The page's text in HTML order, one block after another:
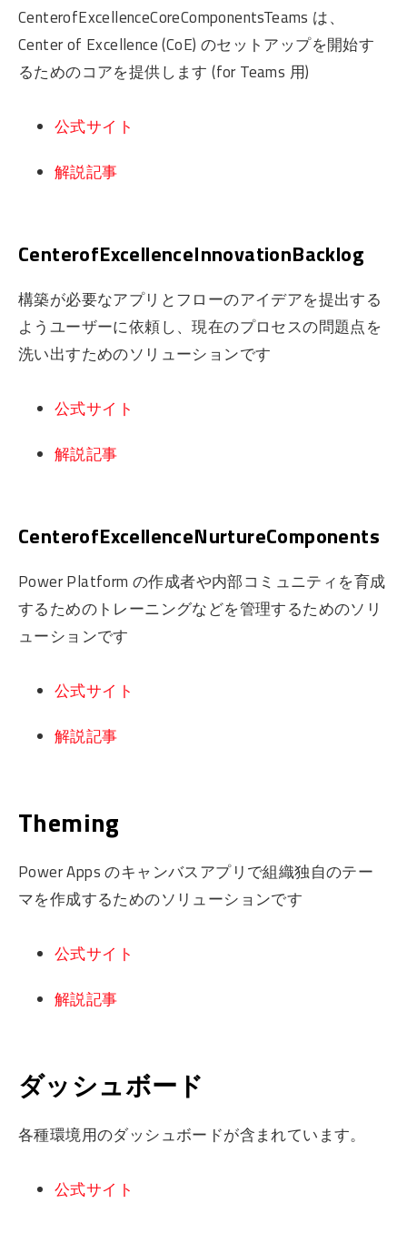
CenterofExcellenceCoreComponentsTeams は、
Center of Excellence (CoE) のセットアップを開始す
るためのコアを提供します (for Teams 用)
公式サイト
解説記事
CenterofExcellenceInnovationBacklog
構築が必要なアプリとフローのアイデアを提出する
ようユーザーに依頼し、現在のプロセスの問題点を
洗い出すためのソリューションです
公式サイト
解説記事
CenterofExcellenceNurtureComponents
Power Platform の作成者や内部コミュニティを育成
するためのトレーニングなどを管理するためのソリ
ューションです
公式サイト
解説記事
Theming
Power Apps のキャンバスアプリで組織独自のテー
マを作成するためのソリューションです
公式サイト
解説記事
ダッシュボード
各種環境用のダッシュボードが含まれています。
公式サイト